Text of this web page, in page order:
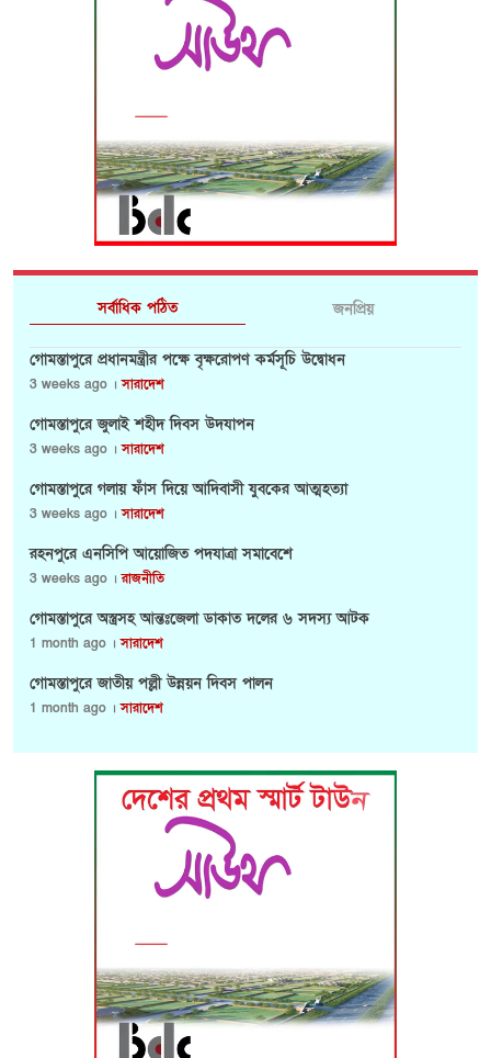
সর্বাধিক পঠিত জনপ্রিয়
গোমস্তাপুরে প্রধানমন্ত্রীর পক্ষে বৃক্ষরোপণ কর্মসূচি উদ্বোধন
3 weeks ago ।সারাদেশ
গোমস্তাপুরে জুলাই শহীদ দিবস উদযাপন
3 weeks ago ।সারাদেশ
গোমস্তাপুরে গলায় ফাঁস দিয়ে আদিবাসী যুবকের আত্মহত্যা
3 weeks ago ।সারাদেশ
রহনপুরে এনসিপি আয়োজিত পদযাত্রা সমাবেশে
3 weeks ago ।রাজনীতি
গোমস্তাপুরে অস্ত্রসহ আন্তঃজেলা ডাকাত দলের ৬ সদস্য আটক
1 month ago ।সারাদেশ
গোমস্তাপুরে জাতীয় পল্লী উন্নয়ন দিবস পালন
1 month ago ।সারাদেশ